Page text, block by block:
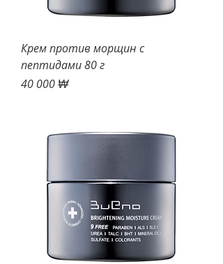
Крем против морщин с
пептидами 80 г
Цена
40 000 ₩